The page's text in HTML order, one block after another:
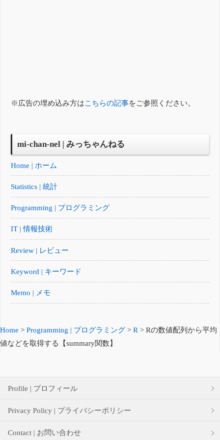
※広告の埋め込み方はこちらの記事をご参照ください。
mi-chan-nel | みっちゃんねる
Home | ホーム
Statistics | 統計
Programming | プログラミング
IT | 情報技術
Review | レビュー
Keyword | キーワード
Memo | メモ
Home > Programming | プログラミング > R > Rの数値配列から平均
値などを取得する【summary関数】
Profile | プロフィール
Privacy Policy | プライバシーポリシー
Contact | お問い合わせ